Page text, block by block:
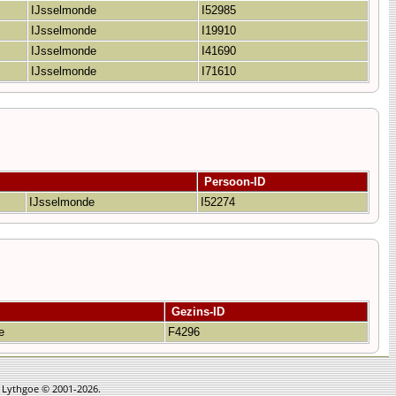
IJsselmonde
I52985
IJsselmonde
I19910
IJsselmonde
I41690
IJsselmonde I71610
Persoon-ID
IJsselmonde I52274
Gezins-ID
F4296
© 2001-2026.